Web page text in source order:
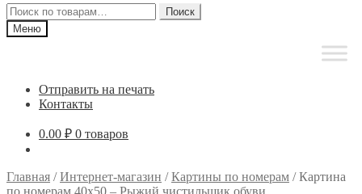
Искать:
Поиск
Меню
Отправить на печать
Контакты
0.00 ₽ 0 товаров
Главная /Интернет-магазин /Картины по номерам /Картина
по номерам 40х50 – Рыжий чистильщик обуви